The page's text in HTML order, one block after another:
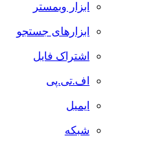
ابزار وبمستر
ابزارهای جستجو
اشتراک فایل
اف.تی.پی
ایمیل
شبکه